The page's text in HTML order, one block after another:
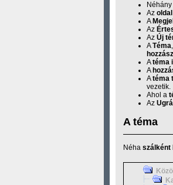
Az
A
Az
Az Új
ATéma,
Atéma
A
Atéma
vezetik.
Ahol a
Az
A téma
Néha szálként